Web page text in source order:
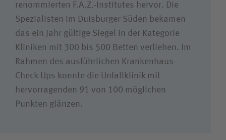
renommierten F.A.Z.-Institutes hervor. Die
Spezialisten im Duisburger Süden bekamen
das ein Jahr gültige Siegel in der Kategorie
Kliniken mit 300 bis 500 Betten verliehen. Im
Rahmen des ausführlichen Krankenhaus-
Check-Ups konnte die Unfallklinik mit
hervorragenden 91 von 100 möglichen
Punkten glänzen.